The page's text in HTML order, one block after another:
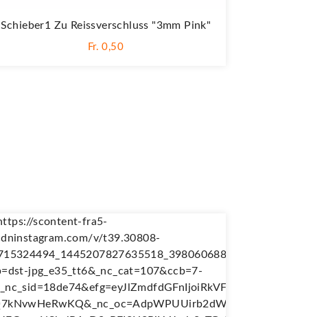
Schieber1 Zu Reissverschluss "3mm Pink"
Fr. 0,50